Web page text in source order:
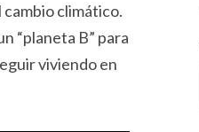
cambio climático.
“planeta B” para
viviendo en